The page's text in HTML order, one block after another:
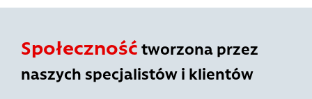
Społeczność tworzona przez
naszych specjalistów i klientów